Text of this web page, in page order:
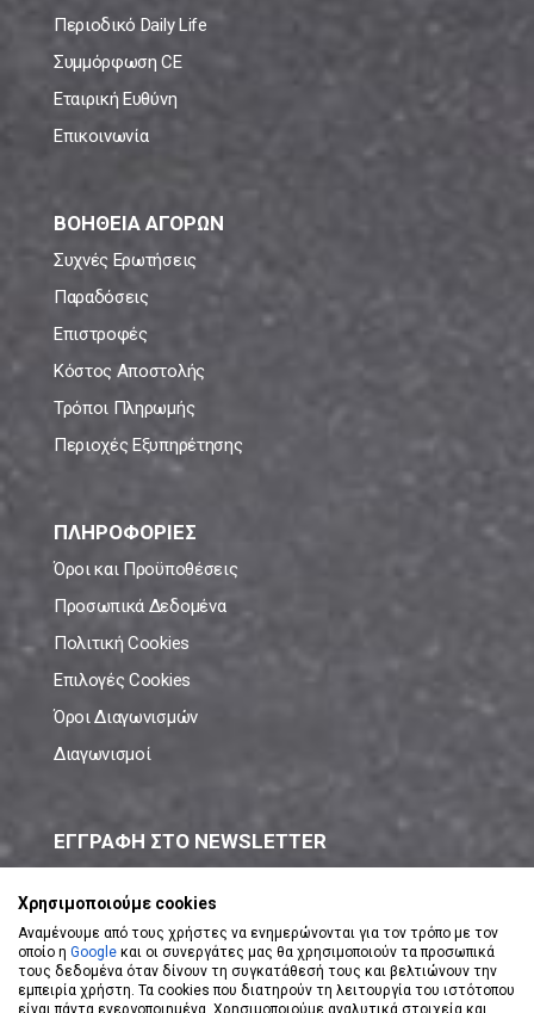
Περιοδικό Daily Life
Συμμόρφωση CE
Εταιρική Ευθύνη
Επικοινωνία
ΒΟΗΘΕΙΑ ΑΓΟΡΩΝ
Συχνές Ερωτήσεις
Παραδόσεις
Επιστροφές
Κόστος Αποστολής
Τρόποι Πληρωμής
Περιοχές Εξυπηρέτησης
ΠΛΗΡΟΦΟΡΙΕΣ
Όροι και Προϋποθέσεις
Προσωπικά Δεδομένα
Πολιτική Cookies
Επιλογές Cookies
Όροι Διαγωνισμών
Διαγωνισμοί
ΕΓΓΡΑΦΗ ΣΤΟ NEWSLETTER
Χρησιμοποιούμε cookies
Αναμένουμε από τους χρήστες να ενημερώνονται για τον τρόπο με τον
οποίο η Google και οι συνεργάτες μας θα χρησιμοποιούν τα προσωπικά
τους δεδομένα όταν δίνουν τη συγκατάθεσή τους και βελτιώνουν την
εμπειρία χρήστη. Τα cookies που διατηρούν τη λειτουργία του ιστότοπου
είναι πάντα ενεργοποιημένα. Χρησιμοποιούμε αναλυτικά στοιχεία και